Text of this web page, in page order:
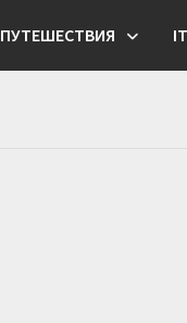
ПУТЕШЕСТВИЯ IT